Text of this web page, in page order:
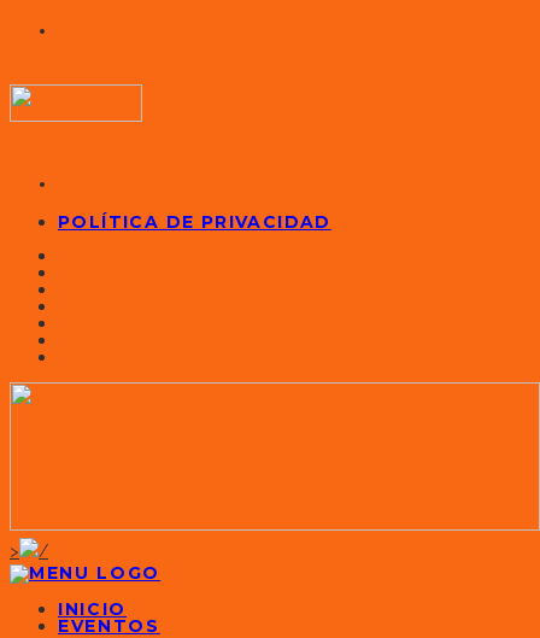
POLÍTICA DE PRIVACIDAD
>
INICIO
EVENTOS